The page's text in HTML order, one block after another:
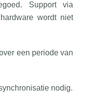
Support via
wordt niet
een periode van
nodig.